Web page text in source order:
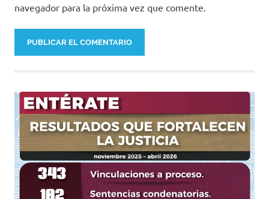
navegador para la próxima vez que comente.